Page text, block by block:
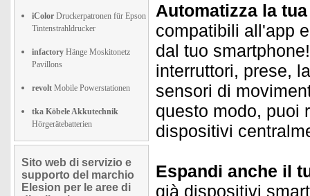
iColor Druckerpatronen für Epson
Tintenstrahldrucker
infactory Hänge Moskitonetz
Pavillons
revolt Mobile Powerstationen
tka Köbele Akkutechnik
Hörgerätebatterien
Sito web di servizio e
supporto del marchio
Elesion per le aree di
Automatizza la
compatibili all'app
dal tuo
interruttori, prese,
sensori di
questo modo, puoi
dispositivi
Espandi anche il
già dispositivi